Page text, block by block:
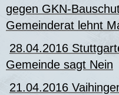
gegen GKN-
Gemeinderat lehnt
28.04.2016
Gemeinde sagt Nein
21.04.2016